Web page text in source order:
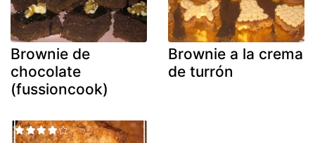
Brownie de
chocolate
(fussioncook)
Brownie a la crema
de turrón